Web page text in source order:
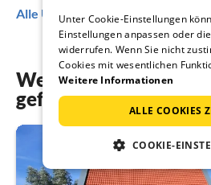
Alle Unterkünfte anzeigen von
Weitere Unterkünfte,
gefallen könnten
Unter Cookie-Einstellungen
Einstellungen anpassen oder
widerrufen. Wenn Sie nicht
Cookies mit wesentlichen
Weitere Informationen
ALLE COOKIES
COOKIE-